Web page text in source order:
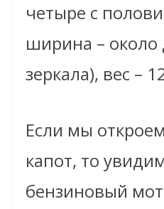
четыре с
ширина – около
зеркала), вес –
Если мы
капот, то
бензиновый